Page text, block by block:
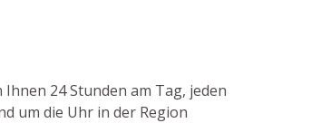
24 Stunden am Tag, jeden
um die Uhr in der Region